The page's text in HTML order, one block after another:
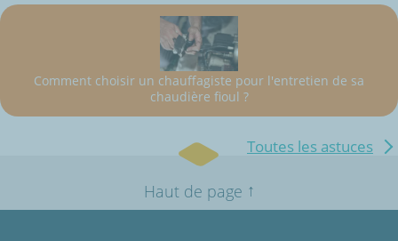
Comment choisir un chauffagiste pour l'entretien de sa
chaudière fioul ?
Toutes les astuces
Haut de page ↑